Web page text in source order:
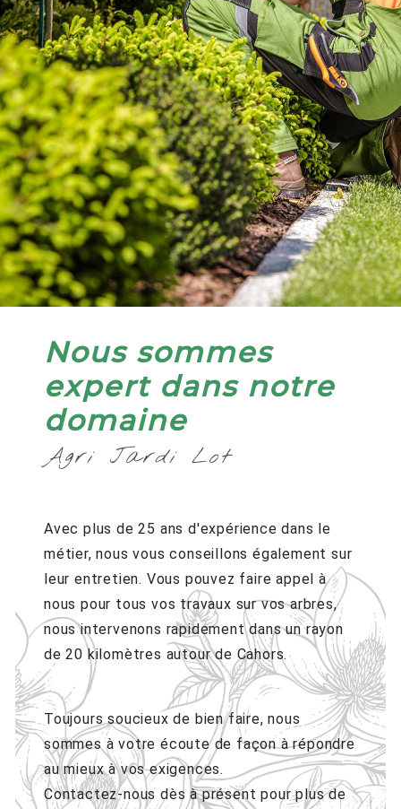
Nous sommes
expert dans notre
domaine
Agri Jardi Lot
Avec plus de 25 ans d'expérience dans le
métier, nous vous conseillons également sur
leur entretien. Vous pouvez faire appel à
nous pour tous vos travaux sur vos arbres,
nous intervenons rapidement dans un rayon
de 20 kilomètres autour de Cahors.
Toujours soucieux de bien faire, nous
sommes à votre écoute de façon à répondre
au mieux à vos exigences.
Contactez-nous dès à présent pour plus de